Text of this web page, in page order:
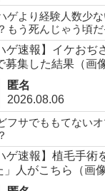
ゲより経験人数少
もう死んじゃう頃
ゲ速報】イケおぢ
募集した結果（画
匿名
2026.08.06
フサでももてない
ゲ速報】植毛手術
」人がこちら（画像